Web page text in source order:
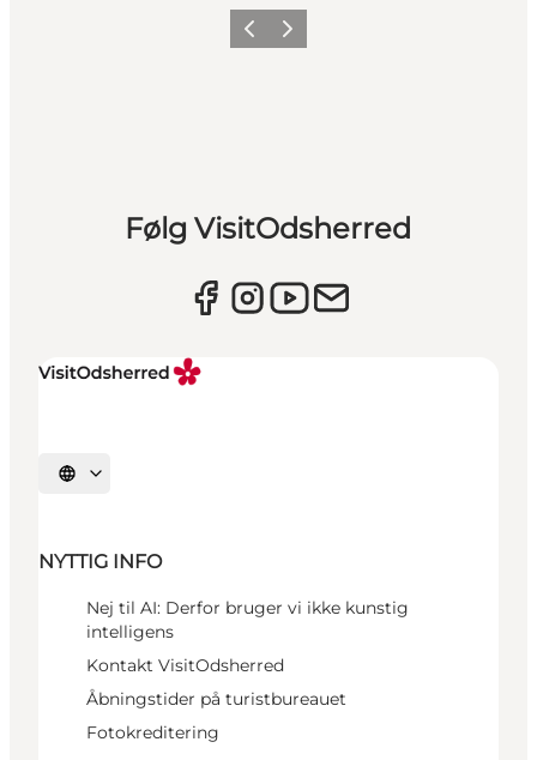
Forrige billede
Næste billede
Følg VisitOdsherred
Vælg sprog
NYTTIG INFO
Nej til AI: Derfor bruger vi ikke kunstig
intelligens
Kontakt VisitOdsherred
Åbningstider på turistbureauet
Fotokreditering